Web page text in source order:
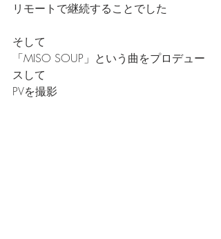
リモートで継続することでした
そして
「MISO SOUP」という曲をプロデュー
スして
PVを撮影